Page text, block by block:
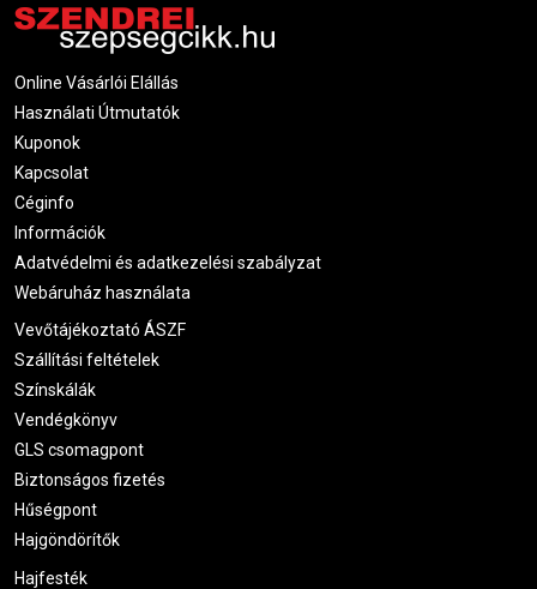
Online Vásárlói Elállás
Használati Útmutatók
Kuponok
Kapcsolat
Céginfo
Információk
Adatvédelmi és adatkezelési szabályzat
Webáruház használata
Vevőtájékoztató ÁSZF
Szállítási feltételek
Színskálák
Vendégkönyv
GLS csomagpont
Biztonságos fizetés
Hűségpont
Hajgöndörítők
Hajfesték